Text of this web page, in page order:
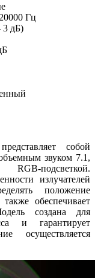
Гц
3 дБ)
собой
звуком 7.1,
подсветкой.
излучателей
положение
обеспечивает
создана для
и гарантирует
осуществляется